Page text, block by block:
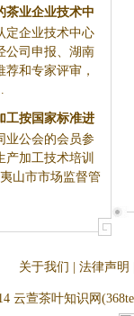
》，经公司申
省经信委201
标准化生产加工
管理局、茶业...
关于我们 法律声明
云萱茶叶知识网